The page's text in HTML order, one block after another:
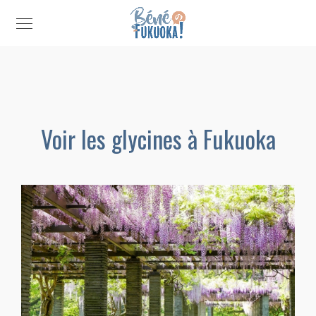
Voir les glycines à Fukuoka